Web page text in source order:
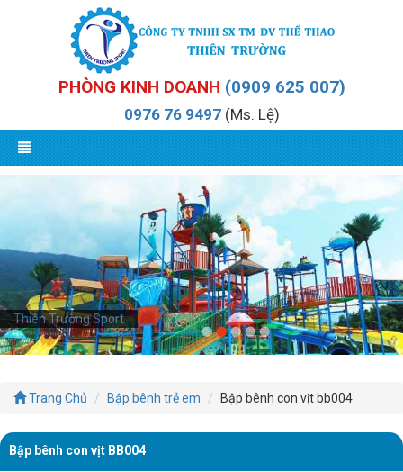
PHÒNG KINH DOANH (0909 625 007)
0976 76 9497(Ms. Lệ)
Thiên Trường Sport
Trang Chủ Bập bênh trẻ em Bập bênh con vịt bb004
Bập bênh con vịt BB004